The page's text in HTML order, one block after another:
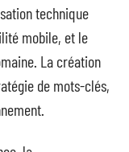
technique
mobile, et le
La création
de mots-clés,